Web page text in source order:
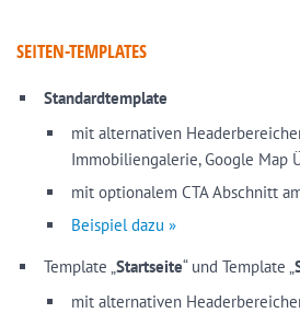
SEITEN-TEMPLATES
Standardtemplate
mit alternativen
Immobiliengalerie, Google Map
mit optionalem CTA Abschnitt
Beispiel dazu »
Template „Startseite“ und Template „
mit alternativen